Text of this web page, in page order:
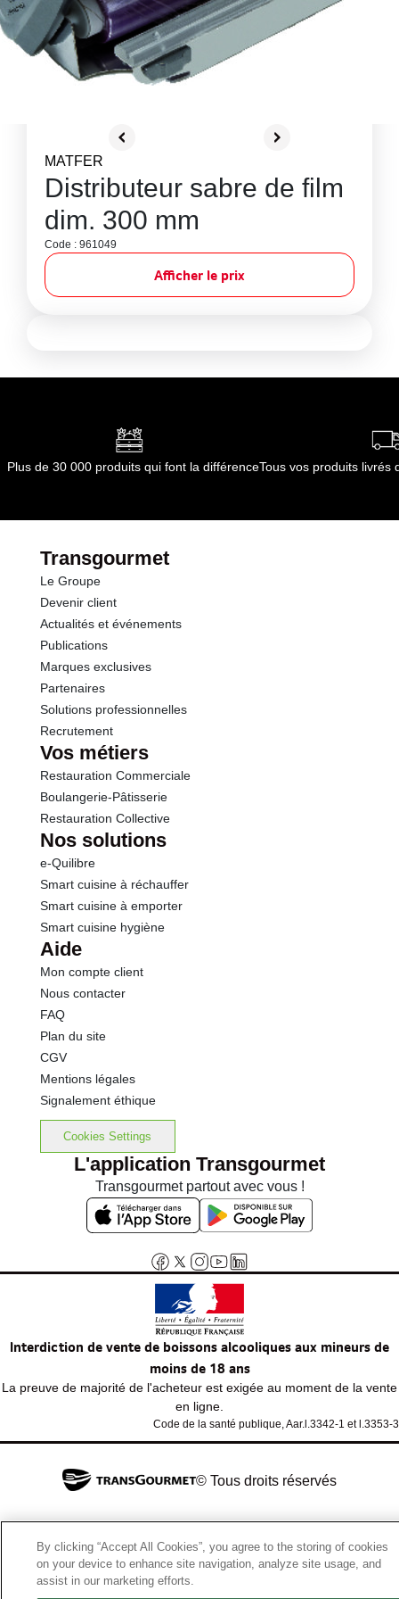
MATFER
Distributeur sabre de film
dim. 300 mm
Code : 961049
Afficher le prix
Plus de 30 000 produits qui font la différenceTous vos produits livrés
Transgourmet
Le Groupe
Devenir client
Actualités et événements
Publications
Marques exclusives
Partenaires
Solutions professionnelles
Recrutement
Vos métiers
Restauration Commerciale
Boulangerie-Pâtisserie
Restauration Collective
Nos solutions
e-Quilibre
Smart cuisine à réchauffer
Smart cuisine à emporter
Smart cuisine hygiène
Aide
Mon compte client
Nous contacter
FAQ
Plan du site
CGV
Mentions légales
Signalement éthique
Cookies Settings
L'application Transgourmet
Transgourmet partout avec vous !
Interdiction de vente de boissons alcooliques aux mineurs de
moins de 18 ans
La preuve de majorité de l'acheteur est exigée au moment de la vente
en ligne.
Code de la santé publique, Aar.l.3342-1 et l.3353-3
© Tous droits réservés
By clicking “Accept All Cookies”, you agree to the storing of cookies
on your device to enhance site navigation, analyze site usage, and
assist in our marketing efforts.